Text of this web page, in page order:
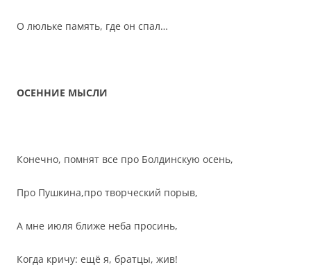
О люльке память, где он спал…
ОСЕННИЕ МЫСЛИ
Конечно, помнят все про Болдинскую осень,
Про Пушкина,про творческий порыв,
А мне июля ближе неба просинь,
Когда кричу: ещё я, братцы, жив!